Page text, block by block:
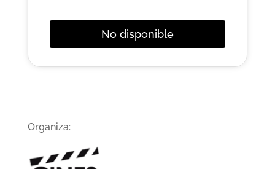
No disponible
Organiza: